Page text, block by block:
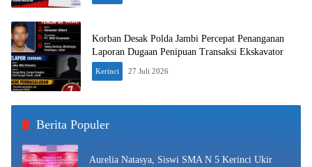
Korban Desak Polda Jambi Percepat Penanganan
Laporan Dugaan Penipuan Transaksi Ekskavator
Kerinci 27 Juli 2026
Berita Populer
Aurelia Natasya, Siswi SMA N 5 Kerinci Ukir